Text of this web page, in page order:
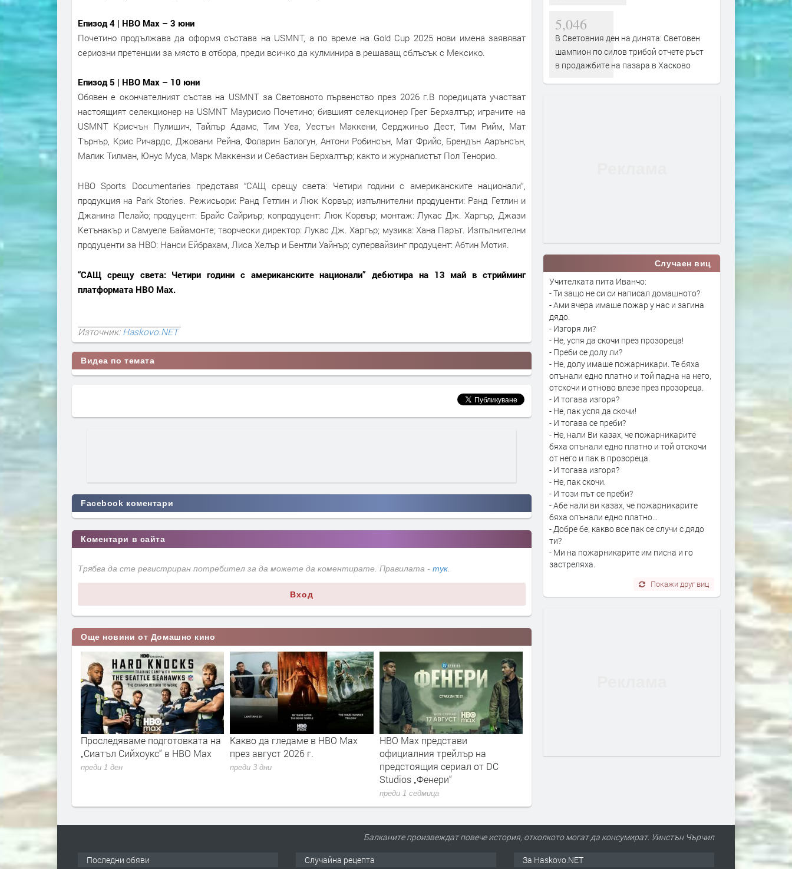
Епизод 4 | HBO Max – 3 юни
Почетино продължава да оформя състава на USMNT, а по време на Gold Cup 2025 нови имена заявяват
сериозни претенции за място в отбора, преди всичко да кулминира в решаващ сблъсък с Мексико.
Епизод 5 | HBO Max – 10 юни
Обявен е окончателният състав на USMNT за Световното първенство през 2026 г.В поредицата участват
настоящият селекционер на USMNT Маурисио Почетино; бившият селекционер Грег Берхалтър; играчите на
USMNT Крисчън Пулишич, Тайлър Адамс, Тим Уеа, Уестън Маккени, Серджиньо Дест, Тим Рийм, Мат
Търнър, Крис Ричардс, Джовани Рейна, Фоларин Балогун, Антони Робинсън, Мат Фрийс, Брендън Аарънсън,
Малик Тилман, Юнус Муса, Марк Маккензи и Себастиан Берхалтър; както и журналистът Пол Тенорио.
HBO Sports Documentaries представя “САЩ срещу света: Четири години с американските национали”,
продукция на Park Stories. Режисьори: Ранд Гетлин и Люк Корвър; изпълнителни продуценти: Ранд Гетлин и
Джанина Пелайо; продуцент: Брайс Сайриър; копродуцент: Люк Корвър; монтаж: Лукас Дж. Харгър, Джази
Кетънакър и Самуеле Байамонте; творчески директор: Лукас Дж. Харгър; музика: Хана Парът. Изпълнителни
продуценти за HBO: Нанси Ейбрахам, Лиса Хелър и Бентли Уайнър; супервайзинг продуцент: Абтин Мотия.
“САЩ срещу света: Четири години с американските национали” дебютира на 13 май в стрийминг
платформата HBO Max.
Източник:Haskovo.NET
Видеа по темата
Facebook коментари
Коментари в сайта
Трябва да сте регистриран потребител за да можете да коментирате. Правилата - тук
Вход
Още новини от Домашно кино
на
в HBO Max
Какво да гледаме в HBO Max
през август 2026 г.
преди 3 дни
HBO Max представи
официалния трейлър на
предстоящия сериал от DC
Зося Мамет се присъединява
към финалния сезон на HBO
Original сериала „Индустрия“
преди 1 седмица
стрийминг премиера на 24 юли
„Гунди: Легенда за
стана най-гледаният
HBO Max в България за
преди 3 седмици
5,046
В Световния ден на динята: Световен
шампион по силов трибой отчете ръст
в продажбите на пазара в Хасково
Случаен виц
Учителката пита Иванчо:
- Ти защо не си си написал домашното?
- Ами вчера имаше пожар у нас и загина
дядо.
- Изгоря ли?
- Не, успя да скочи през прозореца!
- Преби се долу ли?
- Не, долу имаше пожарникари. Те бяха
опънали едно платно и той падна на него,
отскочи и отново влезе през прозореца.
- И тогава изгоря?
- Не, пак успя да скочи!
- И тогава се преби?
- Не, нали Ви казах, че пожарникарите
бяха опънали едно платно и той отскочи
от него и пак в прозореца.
- И тогава изгоря?
- Не, пак скочи.
- И този път се преби?
- Абе нали ви казах, че пожарникарите
бяха опънали едно платно…
- Добре бе, какво все пак се случи с дядо
ти?
- Ми на пожарникарите им писна и го
застреляха.
Покажи друг виц
Балканите произвеждат повече история, отколкото могат да консумират. Уинстън Чърчил
Последни обяви Случайна рецепта За Haskovo.NET